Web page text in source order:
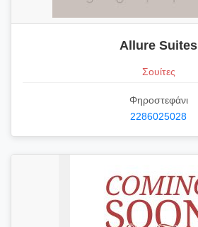
Allure Suites
Σουίτες
Φηροστεφάνι
2286025028